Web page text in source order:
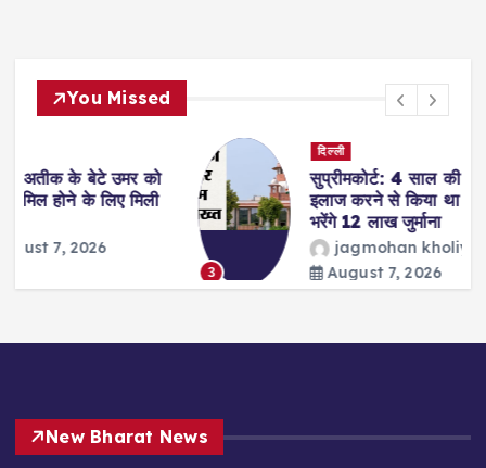
You Missed
सुप्रीमकोर्ट: 4 साल की दुष्कर्म पीड़िता का
इलाज करने से किया था इनकार, अब अस्पताल
भरेंगे 12 लाख जुर्माना
jagmohan kholiya
August 7, 2026
New Bharat News